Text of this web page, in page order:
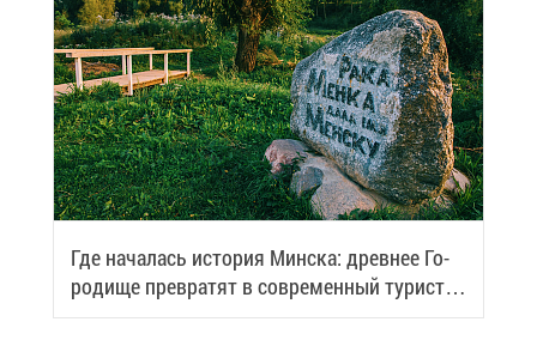
Где на­ча­лась ис­то­рия Мин­ска: древ­нее Го­
ро­ди­ще пре­вра­тят в со­вре­мен­ный ту­ри­сти­
че­ский центр